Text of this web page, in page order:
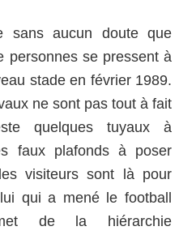
sans aucun doute que
personnes se pressent à
stade en février 1989.
ne sont pas tout à fait
quelques tuyaux à
faux plafonds à poser
visiteurs sont là pour
qui a mené le football
de la hiérarchie